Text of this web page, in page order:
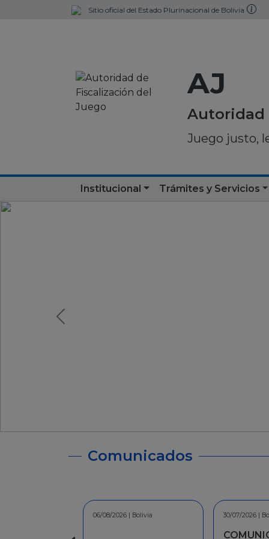
Sitio oficial del Estado Plurinacional de Bolivia
AJ
Autoridad
Juego justo,
Institucional Trámites y Servicios
Comunicados
30/07/2026 | Bolivia
COMUNICADO - A la
30/07/2026 | Bolivia
COMUNICADO - A la